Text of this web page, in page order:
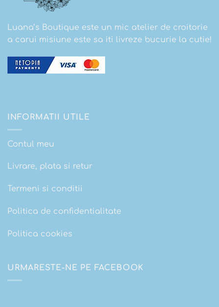
Luana’s Boutique este un mic atelier de croitorie
a carui misiune este sa iti livreze bucurie la cutie!
INFORMATII UTILE
Contul meu
Livrare, plata si retur
Termeni si conditii
Politica de confidentialitate
Politica cookies
URMARESTE-NE PE FACEBOOK